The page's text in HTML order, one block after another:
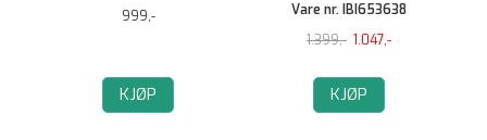
999,-
KJØP
Vare nr. IBI653638
1.399,- 1.047,-
KJØP